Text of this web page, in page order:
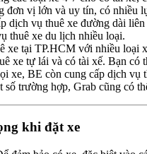
đơn vị lớn và uy tín, có nhiều
dịch vụ thuê xe đường dài liên
thuê xe du lịch nhiều loại.
xe tại TP.HCM với nhiều loại
xe tự lái và có tài xế. Bạn
xe, BE còn cung cấp dịch vụ
số trường hợp, Grab cũng có
khi đặt xe